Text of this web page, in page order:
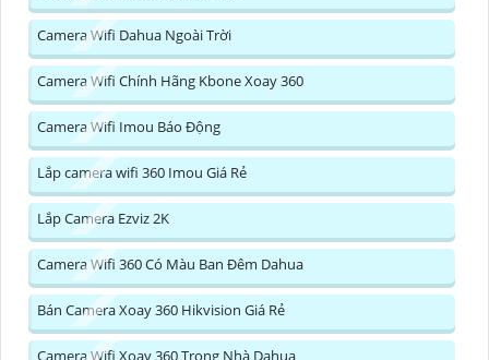
Camera Wifi Dahua Ngoài Trời
Camera Wifi Chính Hãng Kbone Xoay 360
Camera Wifi Imou Báo Động
Lắp camera wifi 360 Imou Giá Rẻ
Lắp Camera Ezviz 2K
Camera Wifi 360 Có Màu Ban Đêm Dahua
Bán Camera Xoay 360 Hikvision Giá Rẻ
Camera Wifi Xoay 360 Trong Nhà Dahua